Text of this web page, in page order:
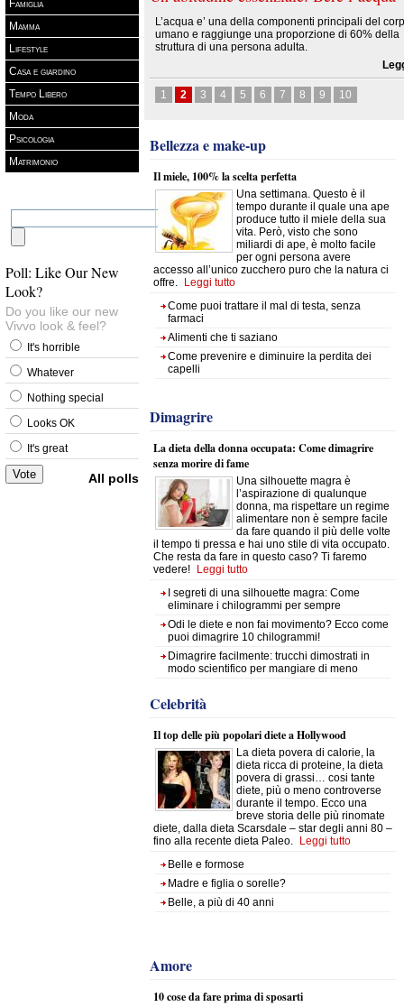
Famiglia
Mamma
Lifestyle
Casa e giardino
Tempo Libero
Moda
Psicologia
Matrimonio
Poll: Like Our New
Look?
Do you like our new
Vivvo look & feel?
It's horrible
Whatever
Nothing special
Looks OK
It's great
All polls
L’acqua e’ una della componenti principali del
umano e raggiunge una proporzione di 60% della
struttura di una persona adulta.
1 2 3 4 5 6 7 8 9 10
Bellezza e make-up
Il miele, 100% la scelta perfetta
Una settimana. Questo è il
tempo durante il quale una ape
produce tutto il miele della sua
vita. Però, visto che sono
miliardi di ape, è molto facile
per ogni persona avere
accesso all’unico zucchero puro che la natura ci
offre.
Leggi tutto
Come puoi trattare il mal di testa, senza
farmaci
Alimenti che ti saziano
Come prevenire e diminuire la perdita dei
capelli
Dimagrire
La dieta della donna occupata: Come dimagrire
senza morire di fame
Una silhouette magra è
l’aspirazione di qualunque
donna, ma rispettare un regime
alimentare non è sempre facile
da fare quando il più delle volte
il tempo ti pressa e hai uno stile di vita occupato.
Che resta da fare in questo caso? Ti faremo
vedere!
Leggi tutto
I segreti di una silhouette magra: Come
eliminare i chilogrammi per sempre
Odi le diete e non fai movimento? Ecco come
puoi dimagrire 10 chilogrammi!
Dimagrire facilmente: trucchi dimostrati in
modo scientifico per mangiare di meno
Celebrità
Il top delle più popolari diete a Hollywood
La dieta povera di calorie, la
dieta ricca di proteine, la dieta
povera di grassi… cosi tante
diete, più o meno controverse
durante il tempo. Ecco una
breve storia delle più rinomate
diete, dalla dieta Scarsdale – star degli anni 80 –
fino alla recente dieta Paleo.
Leggi tutto
Belle e formose
Madre e figlia o sorelle?
Belle, a più di 40 anni
Amore
10 cose da fare prima di sposarti